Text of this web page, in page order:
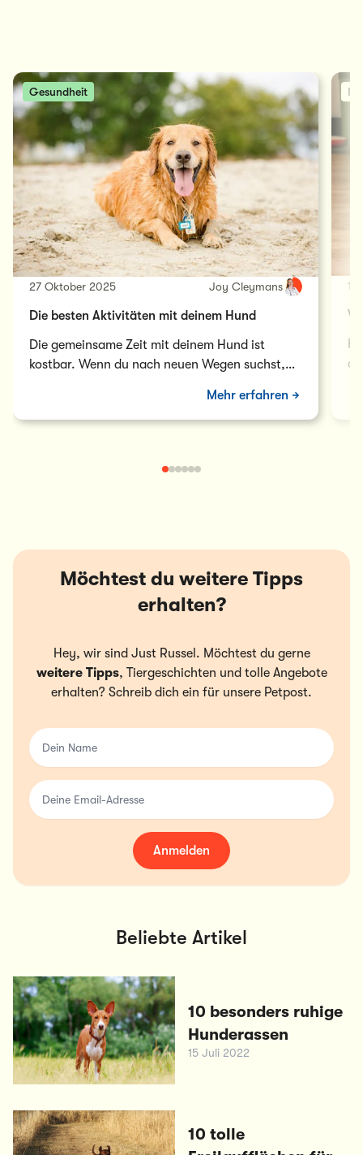
Gesundheit
27 Oktober 2025 Joy Cleymans
Die besten Aktivitäten mit deinem Hund
Die gemeinsame Zeit mit deinem Hund ist
kostbar. Wenn du nach neuen Wegen suchst,
Mehr erfahren
12
Möchtest du weitere Tipps
erhalten?
Hey, wir sind Just Russel. Möchtest du gerne
weitere Tipps, Tiergeschichten und tolle Angebote
erhalten? Schreib dich ein für unsere Petpost.
Dein Name
Deine Email-Adresse
Anmelden
Beliebte Artikel
10 besonders ruhige
Hunderassen
15 Juli 2022
10 tolle